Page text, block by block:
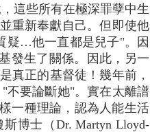
這些所有在極深罪孽中生
重新奉獻自己。但即使他
疑…他一直都是兒子"。因
發生了關係。因此，另一
真正的基督徒！幾年前，
不要論斷她"。實在太離譜
一種理論，認為人能生活
博士（Dr. Martyn Lloyd-